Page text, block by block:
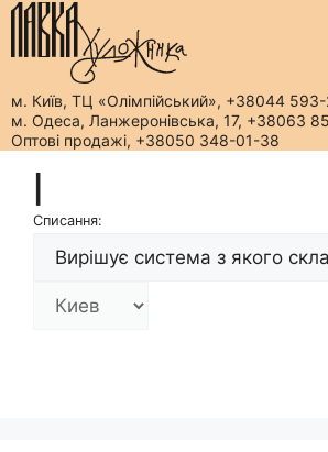
м. Київ, ТЦ «Олімпійський», +38044
м. Одеса, Ланжеронівська, 17, +38063
Оптові продажі, +38050 348-01-38
вмістуСписання: